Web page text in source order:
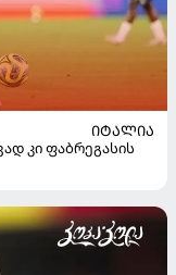
ᲘᲢᲐᲚᲘᲐ
კი ფაბრეგასის